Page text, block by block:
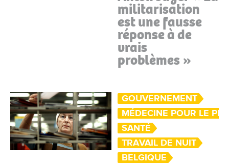
militarisation
est une fausse
réponse à de
vrais
problèmes »
GOUVERNEMENT
MÉDECINE POUR LE
SANTÉ
TRAVAIL DE NUIT
BELGIQUE